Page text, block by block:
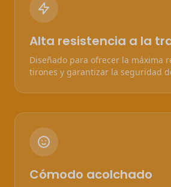
Alta resistencia a la
Diseñado para ofrecer la máxima
tirones y garantizar la seguridad
Cómodo acolchado